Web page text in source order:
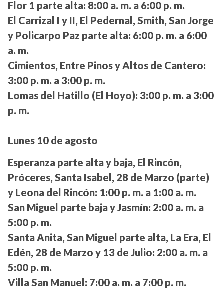
Flor 1 parte alta: 8:00 a. m. a 6:00 p. m.
El Carrizal I y II, El Pedernal, Smith, San Jorge
y Policarpo Paz parte alta: 6:00 p. m. a 6:00
a. m.
Cimientos, Entre Pinos y Altos de Cantero:
3:00 p. m. a 3:00 p. m.
Lomas del Hatillo (El Hoyo): 3:00 p. m. a 3:00
p. m.
Lunes 10 de agosto
Esperanza parte alta y baja, El Rincón,
Próceres, Santa Isabel, 28 de Marzo (parte)
y Leona del Rincón: 1:00 p. m. a 1:00 a. m.
San Miguel parte baja y Jasmín: 2:00 a. m. a
5:00 p. m.
Santa Anita, San Miguel parte alta, La Era, El
Edén, 28 de Marzo y 13 de Julio: 2:00 a. m. a
5:00 p. m.
Villa San Manuel: 7:00 a. m. a 7:00 p. m.